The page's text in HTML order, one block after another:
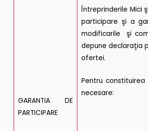
GARANTIA DE
PARTICIPARE
Întreprinderile Mici
participare şi a
modificarile şi
depune declaraţia
ofertei.
Pentru
necesare: